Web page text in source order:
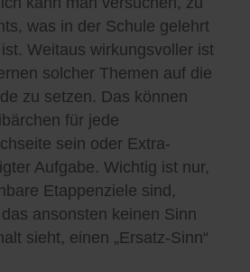
was in der Schule gelehrt
ist. Weitaus wirkungsvoller ist
solcher Themen auf die
zu setzen. Das können
für jede
sein oder Extra-
Aufgabe. Wichtig ist nur,
Etappenziele sind,
ansonsten keinen Sinn
sieht, einen „Ersatz-Sinn“